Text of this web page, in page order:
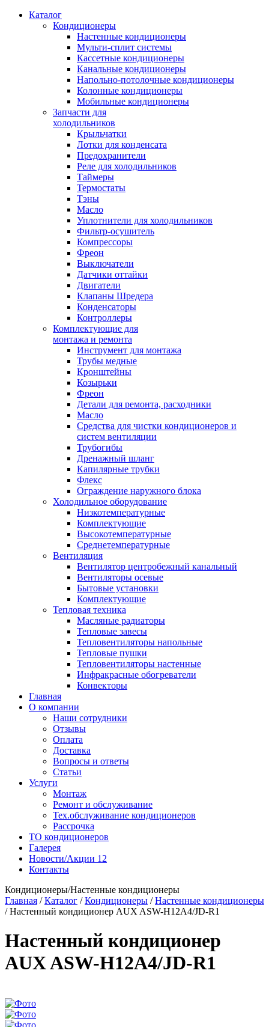
Каталог
Кондиционеры
Настенные кондиционеры
Мульти-сплит системы
Кассетные кондиционеры
Канальные кондиционеры
Напольно-потолочные кондиционеры
Колонные кондиционеры
Мобильные кондиционеры
Запчасти для
холодильников
Крыльчатки
Лотки для конденсата
Предохранители
Реле для холодильников
Таймеры
Термостаты
Тэны
Масло
Уплотнители для холодильников
Фильтр-осушитель
Компрессоры
Фреон
Выключатели
Датчики оттайки
Двигатели
Клапаны Шредера
Конденсаторы
Контроллеры
Комплектующие для
монтажа и ремонта
Инструмент для монтажа
Трубы медные
Кронштейны
Козырьки
Фреон
Детали для ремонта, расходники
Масло
Средства для чистки кондиционеров и
систем вентиляции
Трубогибы
Дренажный шланг
Капилярные трубки
Флекс
Ограждение наружного блока
Холодильное оборудование
Низкотемпературные
Комплектующие
Высокотемпературные
Среднетемпературные
Вентиляция
Вентилятор центробежный канальный
Вентиляторы осевые
Бытовые установки
Комплектующие
Тепловая техника
Масляные радиаторы
Тепловые завесы
Тепловентиляторы напольные
Тепловые пушки
Тепловентиляторы настенные
Инфракрасные обогреватели
Конвекторы
Главная
О компании
Наши сотрудники
Отзывы
Оплата
Доставка
Вопросы и ответы
Статьи
Услуги
Монтаж
Ремонт и обслуживание
Тех.обслуживание кондиционеров
Рассрочка
ТО кондиционеров
Галерея
Новости/Акции 12
Контакты
Кондиционеры/Настенные кондиционеры
Главная /Каталог /Кондиционеры /Настенные кондиционеры
/Настенный кондиционер AUX ASW-H12A4/JD-R1
Настенный кондиционер
AUX ASW-H12A4/JD-R1